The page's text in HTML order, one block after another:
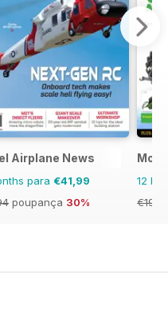
Airplane News
para €41,99
poupança 30%
12